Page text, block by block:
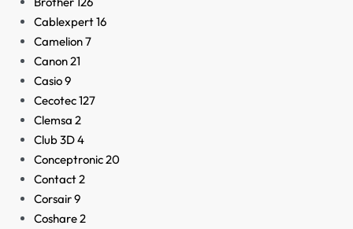
Cablexpert16
Camelion7
Canon21
Casio9
Cecotec127
Clemsa 2
Club 3D4
Conceptronic20
Contact2
Corsair9
Coshare2